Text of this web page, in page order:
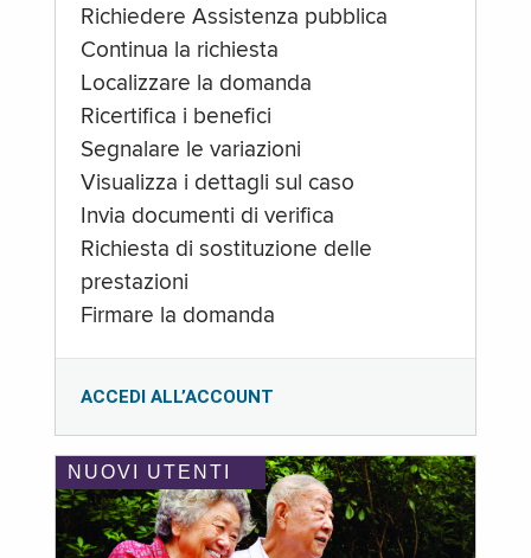
Richiedere Assistenza pubblica
Continua la richiesta
Localizzare la domanda
Ricertifica i benefici
Segnalare le variazioni
Visualizza i dettagli sul caso
Invia documenti di verifica
Richiesta di sostituzione delle
prestazioni
Firmare la domanda
ACCEDI ALL’ACCOUNT
NUOVI UTENTI